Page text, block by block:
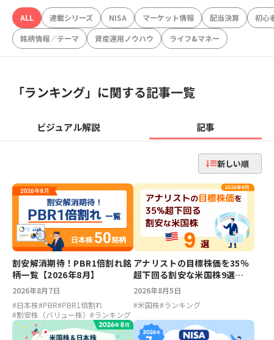
ALL 連載シリーズ NISA マーケット情報 配当決算
初心
銘柄情報／テーマ
資産運用ノウハウ ライフ&マネー
「ランキング」に関する記事一覧
ビジュアル解説 記事
新しい順
割安解消期待！PBR1倍割れ銘
柄一覧【2026年8月】
2026年8月7日
#日本株#PBR#PBR1倍割れ
#割安株（バリュー株） #ランキング
アナリストの目標株価を35％
超下回る割安な米国株9選
【2026年8月】
2026年8月5日
#米国株#ランキング